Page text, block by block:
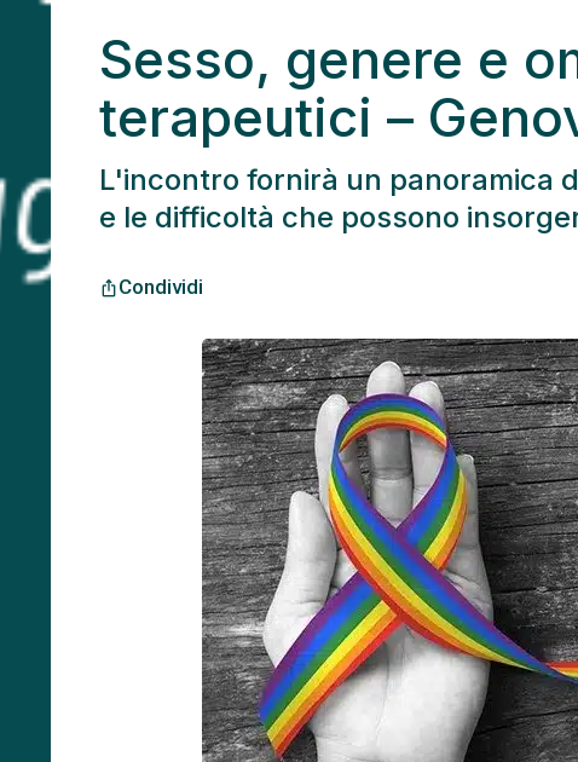
Sesso, genere e
terapeutici –
L'incontro fornirà un panoramica
e le difficoltà che possono
ios_shareCondividi